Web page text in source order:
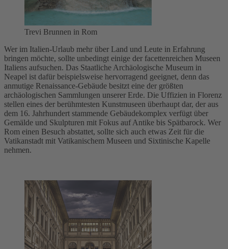
Trevi Brunnen in Rom
Wer im Italien-Urlaub mehr über Land und Leute in Erfahrung
bringen möchte, sollte unbedingt einige der facettenreichen Museen
Italiens aufsuchen. Das Staatliche Archäologische Museum in
Neapel ist dafür beispielsweise hervorragend geeignet, denn das
anmutige Renaissance-Gebäude besitzt eine der größten
archäologischen Sammlungen unserer Erde. Die Uffizien in Florenz
stellen eines der berühmtesten Kunstmuseen überhaupt dar, der aus
dem 16. Jahrhundert stammende Gebäudekomplex verfügt über
Gemälde und Skulpturen mit Fokus auf Antike bis Spätbarock. Wer
Rom einen Besuch abstattet, sollte sich auch etwas Zeit für die
Vatikanstadt mit Vatikanischem Museen und Sixtinische Kapelle
nehmen.